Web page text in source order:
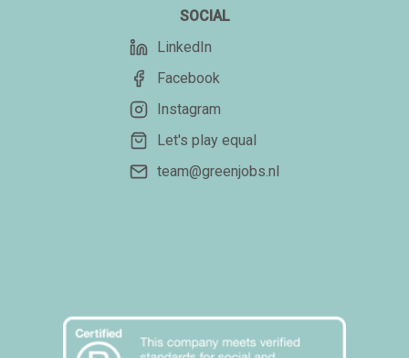
SOCIAL
LinkedIn
Facebook
Instagram
Let's play equal
team@greenjobs.nl